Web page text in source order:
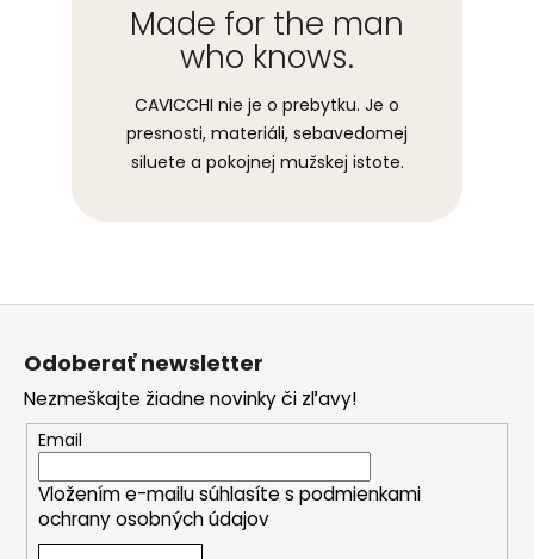
Made for the man
who knows.
CAVICCHI nie je o prebytku. Je o
presnosti, materiáli, sebavedomej
siluete a pokojnej mužskej istote.
Z
Odoberať newsletter
Nezmeškajte žiadne novinky či zľavy!
Email
Vložením e-mailu súhlasíte s podmienkami
ochrany osobných údajov